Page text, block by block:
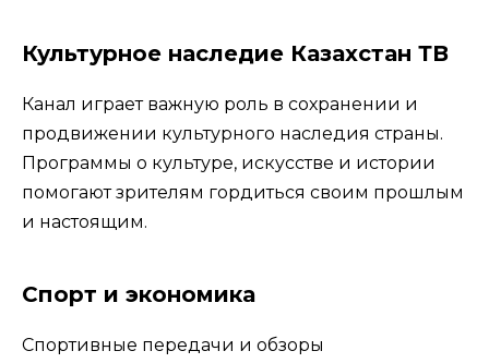
Культурное наследие Казахстан ТВ
Канал играет важную роль в сохранении и
продвижении культурного наследия страны.
Программы о культуре, искусстве и истории
помогают зрителям гордиться своим прошлым
и настоящим.
Спорт и экономика
Спортивные передачи и обзоры